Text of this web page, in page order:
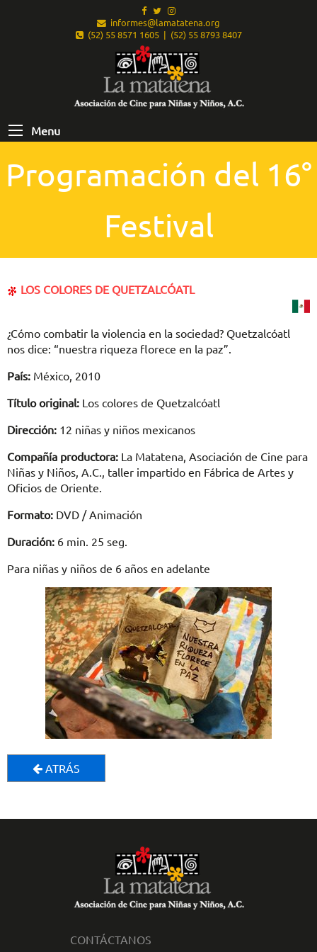
informes@lamatatena.org
(52) 55 8571 1605 | (52) 55 8793 8407
Menu
Programación del 16°
Festival
LOS COLORES DE QUETZALCÓATL
¿Cómo combatir la violencia en la sociedad? Quetzalcóatl
nos dice: “nuestra riqueza florece en la paz”.
País: México, 2010
Título original: Los colores de Quetzalcóatl
Dirección: 12 niñas y niños mexicanos
Compañía productora: La Matatena, Asociación de Cine para
Niñas y Niños, A.C., taller impartido en Fábrica de Artes y
Oficios de Oriente.
Formato: DVD / Animación
Duración: 6 min. 25 seg.
Para niñas y niños de 6 años en adelante
ATRÁS
CONTÁCTANOS